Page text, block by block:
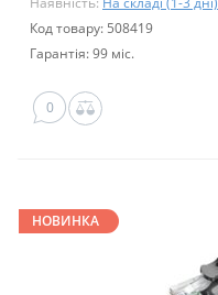
Код товару: 508419
Гарантія: 99 міс.
0
НОВИНКА